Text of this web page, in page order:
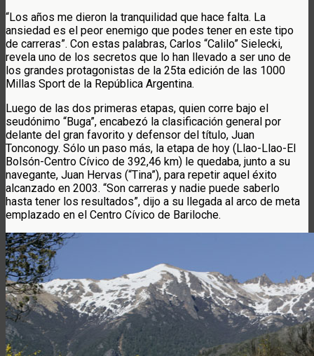
“Los años me dieron la tranquilidad que hace falta. La
ansiedad es el peor enemigo que podes tener en este tipo
de carreras”. Con estas palabras, Carlos “Calilo” Sielecki,
revela uno de los secretos que lo han llevado a ser uno de
los grandes protagonistas de la 25ta edición de las 1000
Millas Sport de la República Argentina.
Luego de las dos primeras etapas, quien corre bajo el
seudónimo “Buga”, encabezó la clasificación general por
delante del gran favorito y defensor del título, Juan
Tonconogy. Sólo un paso más, la etapa de hoy (Llao-Llao-El
Bolsón-Centro Cívico de 392,46 km) le quedaba, junto a su
navegante, Juan Hervas (“Tina”), para repetir aquel éxito
alcanzado en 2003. “Son carreras y nadie puede saberlo
hasta tener los resultados”, dijo a su llegada al arco de meta
emplazado en el Centro Cívico de Bariloche.